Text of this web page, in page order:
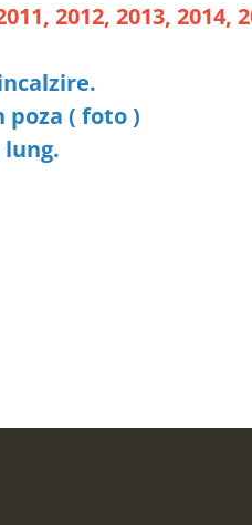
2012, 2013, 2014,
poza ( foto )